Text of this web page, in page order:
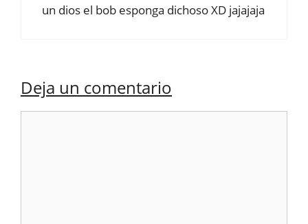
un dios el bob esponga dichoso XD jajajaja
Deja un comentario